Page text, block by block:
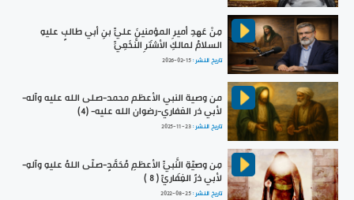
مِنْ عَهدِ أميرِ المؤمنينَ عليِّ بنِ أبي طالبٍ عليهِ
السلامُ لمالكِ الأشتَرِ النَّخَعِيِّ
تاريخ النشر :2026-02-15
من وصية النبي الأعظم محمد-صلى الله عليه وآله-
لأبي ذر الغفاري-رضوان الله عليه- (4)
تاريخ النشر :2025-11-23
مِن وصيّةِ النَّبيِّ الأعظمِ مُحَمَّدٍ-صلّى اللهُ عليهِ وآلهِ-
لأبي ذرٍّ الغِفَاريِّ ( 8 )
تاريخ النشر :2022-08-25